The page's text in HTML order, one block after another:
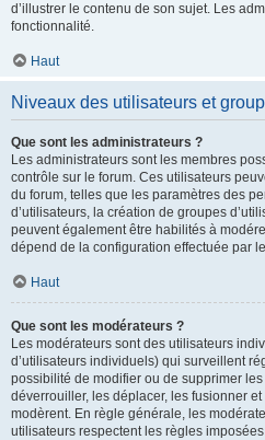
d’illustrer le contenu de son sujet. Les
fonctionnalité.
Haut
Niveaux des utilisateurs et
Que sont les administrateurs ?
Les administrateurs sont les membres
contrôle sur le forum. Ces utilisateurs
du forum, telles que les paramètres des
d’utilisateurs, la création de groupes
peuvent également être habilités à
dépend de la configuration effectuée par
Haut
Que sont les modérateurs ?
Les modérateurs sont des utilisateurs
d’utilisateurs individuels) qui surveillent
possibilité de modifier ou de supprimer
déverrouiller, les déplacer, les fusionner
modèrent. En règle générale, les
utilisateurs respectent les règles